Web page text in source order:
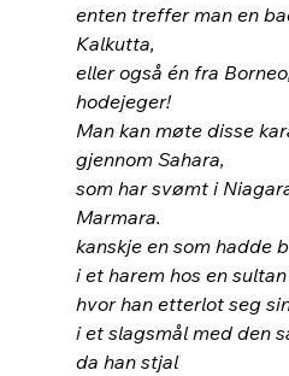
enten treffer man en
Kalkutta,
eller også én fra
hodejeger!
Man kan møte disse
gjennom Sahara,
som har svømt i
Marmara.
kanskje en som hadde
i et harem hos en
hvor han etterlot seg
i et slagsmål med den
da han stjal